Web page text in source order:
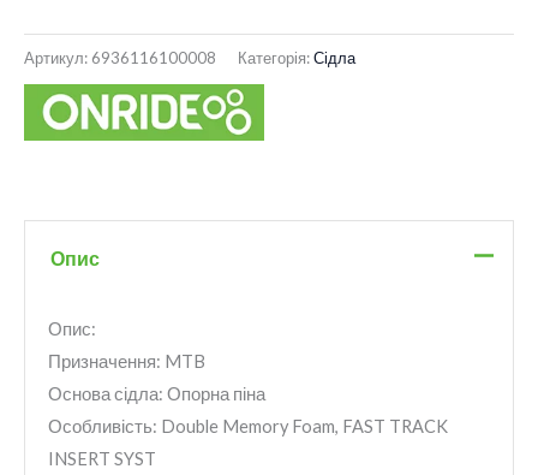
Артикул: 6936116100008 Категорія:Сідла
Опис
Опис:
Призначення: MTB
Основа сідла: Опорна піна
Особливість: Double Memory Foam, FAST TRACK
INSERT SYST